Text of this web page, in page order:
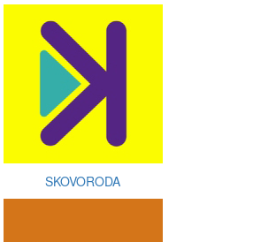
SKOVORODA